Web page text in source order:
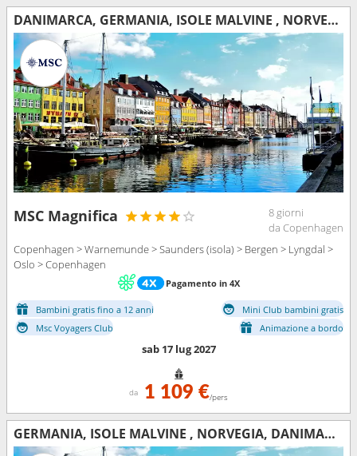
DANIMARCA, GERMANIA, ISOLE MALVINE , NORVEGIA
MSC Magnifica
8 giorni
da Copenhagen
Copenhagen > Warnemunde > Saunders (isola) > Bergen > Lyngdal >
Oslo > Copenhagen
Pagamento in 4X
Bambini gratis fino a 12 anni
Mini Club bambini gratis
Msc Voyagers Club
Animazione a bordo
sab 17 lug 2027
da 1 109 €/pers
GERMANIA, ISOLE MALVINE , NORVEGIA, DANIMARCA